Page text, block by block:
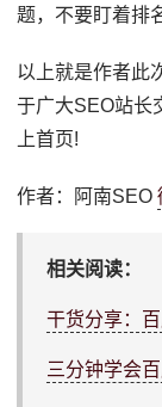
题，不要盯着排
以上就是作者此
于广大SEO站长
上首页!
作者：阿南SEO
相关阅读：
干货分享：
三分钟学会